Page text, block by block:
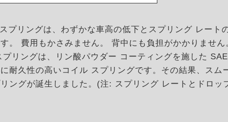
プリングは、わずかな車高の低下とスプリング レート
。 費用もかさみません。 背中にも負担がかかりません
リングは、リン酸パウダー コーティングを施した
耐久性の高いコイル スプリングです。その結果、スム
ングが誕生しました。(注: スプリング レートとドロッ